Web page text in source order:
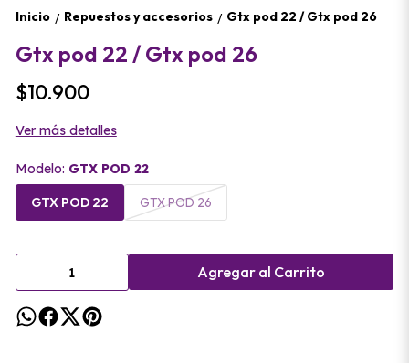
Inicio / Repuestos y accesorios / Gtx pod 22 / Gtx pod 26
Gtx pod 22 / Gtx pod 26
$10.900
Ver más detalles
Modelo: GTX POD 22
GTX POD 22 GTX POD 26
Agregar al Carrito